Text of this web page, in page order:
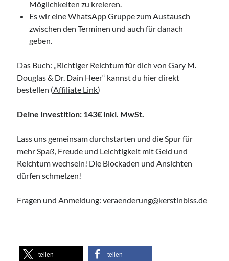
HörMuschel-DGS Treff | Begegnung in
Deutscher Gebärdensprache
14:00Uhr bis
Mehr Infos
Möglichkeiten zu kreieren.
Es wir eine WhatsApp Gruppe zum Austausch
zwischen den Terminen und auch für danach
geben.
Das Buch: „Richtiger Reichtum für dich von Gary M.
Douglas & Dr. Dain Heer“ kannst du hier direkt
bestellen (Affiliate Link)
Deine Investition: 143€ inkl. MwSt.
Lass uns gemeinsam durchstarten und die Spur für
mehr Spaß, Freude und Leichtigkeit mit Geld und
Reichtum wechseln! Die Blockaden und Ansichten
dürfen schmelzen!
Fragen und Anmeldung: veraenderung@kerstinbiss.de
teilen teilen